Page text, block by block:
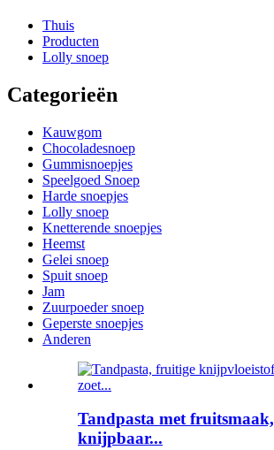
Thuis
Producten
Lolly snoep
Categorieën
Kauwgom
Chocoladesnoep
Gummisnoepjes
Speelgoed Snoep
Harde snoepjes
Lolly snoep
Knetterende snoepjes
Heemst
Gelei snoep
Spuit snoep
Jam
Zuurpoeder snoep
Geperste snoepjes
Anderen
Tandpasta met fruitsmaak,
knijpbaar...